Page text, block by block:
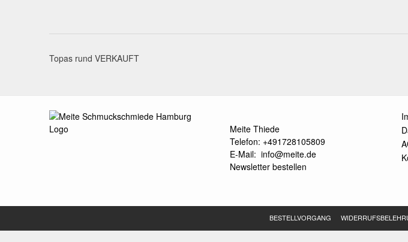
Post
Topas rund VERKAUFT
Meite Thiede
Telefon: +491728105809
E-Mail: info@meite.de
Newsletter bestellen
BESTELLVORGANG